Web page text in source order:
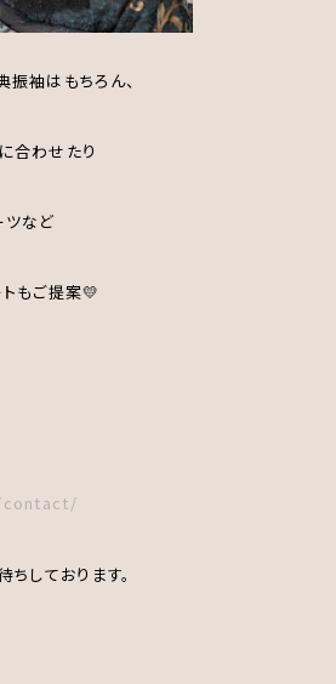
袖はもちろん、
合わせたり
ツなど
もご提案💛
ちしております。